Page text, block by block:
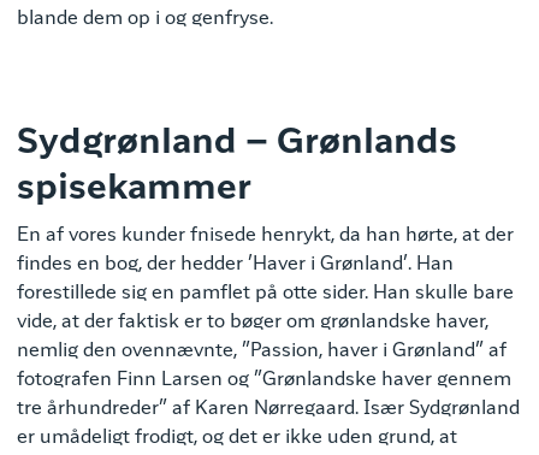
blande dem op i og genfryse.
Sydgrønland – Grønlands
spisekammer
En af vores kunder fnisede henrykt, da han hørte, at der
findes en bog, der hedder ’Haver i Grønland’. Han
forestillede sig en pamflet på otte sider. Han skulle bare
vide, at der faktisk er to bøger om grønlandske haver,
nemlig den ovennævnte, ”Passion, haver i Grønland” af
fotografen Finn Larsen og ”Grønlandske haver gennem
tre århundreder” af Karen Nørregaard. Især Sydgrønland
er umådeligt frodigt, og det er ikke uden grund, at